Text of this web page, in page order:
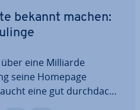
bekannt machen:
eine Milliarde
seine Homepage
eine gut durch­dach­